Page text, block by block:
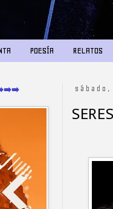
POESÍA RELATOS
➡️➡️➡️